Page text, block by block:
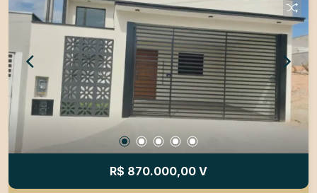
R$ 870.000,00 V